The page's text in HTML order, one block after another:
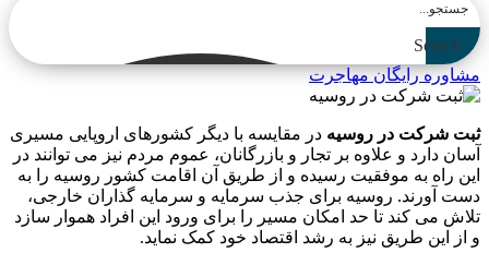
Search
مشاوره رایگان مهاجرت
ثبت شرکت در روسیه در مقایسه با دیگر کشورهای اروپایی مسیری
آسان دارد و علاوه بر تجار و بازرگانان، عموم مردم نیز می توانند در
این راه به موفقیت رسیده و از طریق آن اقامت کشور روسیه را به
دست آورند. روسیه برای جذب سرمایه و سرمایه گذاران خارجی،
تلاش می کند تا حد امکان مسیر را برای ورود این افراد هموار سازد
و از این طریق نیز به رشد اقتصاد خود کمک نماید.